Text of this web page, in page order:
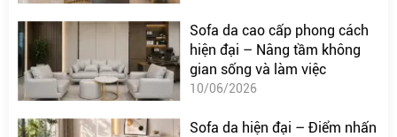
Sofa da cao cấp phong cách
hiện đại – Nâng tầm không
gian sống và làm việc
10/06/2026
Sofa da hiện đại – Điểm nhấn